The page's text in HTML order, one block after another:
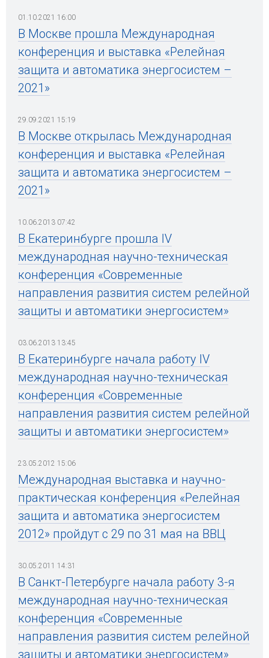
01.10.2021 16:00
В Москве прошла Международная
конференция и выставка «Релейная
защита и автоматика энергосистем –
2021»
29.09.2021 15:19
В Москве открылась Международная
конференция и выставка «Релейная
защита и автоматика энергосистем –
2021»
10.06.2013 07:42
В Екатеринбурге прошла IV
международная научно-техническая
конференция «Современные
направления развития систем релейной
защиты и автоматики энергосистем»
03.06.2013 13:45
В Екатеринбурге начала работу IV
международная научно-техническая
конференция «Современные
направления развития систем релейной
защиты и автоматики энергосистем»
23.05.2012 15:06
Международная выставка и научно-
практическая конференция «Релейная
защита и автоматика энергосистем
2012» пройдут с 29 по 31 мая на ВВЦ
30.05.2011 14:31
В Санкт-Петербурге начала работу 3-я
международная научно-техническая
конференция «Современные
направления развития систем релейной
защиты и автоматики энергосистем»